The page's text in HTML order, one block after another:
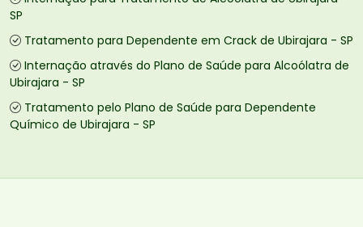
SP
Tratamento para Dependente em Crack de Ubirajara - SP
Internação através do Plano de Saúde para Alcoólatra de
Ubirajara - SP
Tratamento pelo Plano de Saúde para Dependente
Químico de Ubirajara - SP